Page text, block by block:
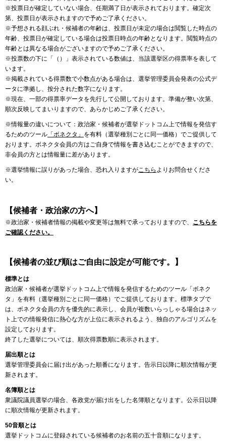
※投票日が確定していない場合、任期満了日が表示されております。確定次
第、投票日が表示されますので予めご了承ください。
※予想される顔ぶれ・候補者の年齢は、投票日が未定の場合は閲覧した時点の
年齢、投票日が確定している場合は投票日時点の年齢となります。閲覧時点の
年齢とは異なる場合がございますので予めご了承ください。
※投票数の下に「（）」表示されている数値は、当該選挙区の得票率を表して
います。
※掲載されている得票数で小数点がある場合は、選挙管理委員会発表の公式デ
ータに準拠し、按分された数字になります。
※現在、一部の得票率データを先行して公開しております。準備が整い次第、
順次反映してまいりますので、あらかじめご了承ください。
※情報量の違いについて：政治家・候補者が選挙ドットコム上で情報を発信す
るためのツール 「ボネクタ」 を有料（選挙種別ごとに同一価格）でご提供して
おります。ボネクタ会員の方はご自身で情報を書き込むことができますので、
非会員の方とは情報量に差があります。
※選挙情報に誤りがあった場合、恐れ入りますがこちら よりお問合せくださ
い。
【候補者・政治家の方へ】
※政治家・候補者情報の掲載や変更等は無料で承っておりますので、 こちらを
ご確認ください。
【候補者の並び順はご自由に設定が可能です。】
標準とは
政治家・候補者が選挙ドットコム上で情報を発信するためのツール「ボネク
タ」を有料（選挙種別ごとに同一価格）でご提供しております。標準タブで
は、ボネクタ会員の方を優先的に表示し、会員が複数いらっしゃる場合はネッ
ト上での情報発信に熱心な方が上位に表示されるよう、独自のアルゴリズムを
設定しております。
終了した選挙については、順次得票数順に表示されます。
届出順とは
選挙管理委員会に届け出があった順番になります。告示日以降に順次情報が更
新されます。
名簿順とは
衆議院議員選挙の場合、各政党が届け出をした名簿順となります。公示日以降
に順次情報が更新されます。
50音順とは
選挙ドットコムに登録されている候補者のお名前の五十音順になります。